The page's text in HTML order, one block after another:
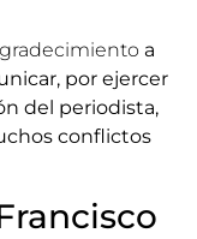
a
por ejercer
del periodista,
conflictos